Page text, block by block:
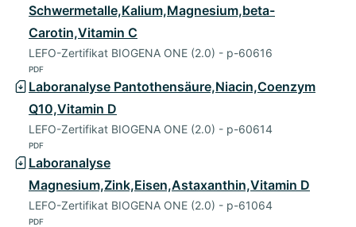
Schwermetalle,Kalium,Magnesium,beta-
Carotin,Vitamin C
LEFO-Zertifikat BIOGENA ONE (2.0) - p-60616
PDF
Laboranalyse Pantothensäure,Niacin,Coenzym
Q10,Vitamin D
LEFO-Zertifikat BIOGENA ONE (2.0) - p-60614
PDF
Laboranalyse
Magnesium,Zink,Eisen,Astaxanthin,Vitamin D
LEFO-Zertifikat BIOGENA ONE (2.0) - p-61064
PDF